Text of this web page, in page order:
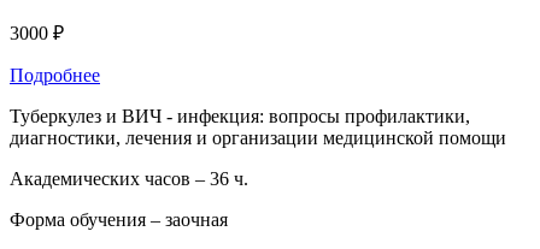
3000 ₽
Подробнее
Туберкулез и ВИЧ - инфекция: вопросы профилактики,
диагностики, лечения и организации медицинской помощи
Академических часов – 36 ч.
Форма обучения – заочная